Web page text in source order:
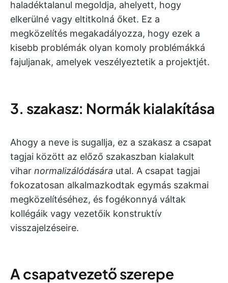
haladéktalanul megoldja, ahelyett, hogy
elkerülné vagy eltitkolná őket. Ez a
megközelítés megakadályozza, hogy ezek a
kisebb problémák olyan komoly problémákká
fajuljanak, amelyek veszélyeztetik a projektjét.
3. szakasz: Normák kialakítása
Ahogy a neve is sugallja, ez a szakasz a csapat
tagjai között az előző szakaszban kialakult
vihar normalizálódására utal. A csapat tagjai
fokozatosan alkalmazkodtak egymás szakmai
megközelítéséhez, és fogékonnyá váltak
kollégáik vagy vezetőik konstruktív
visszajelzéseire.
A csapatvezető szerepe